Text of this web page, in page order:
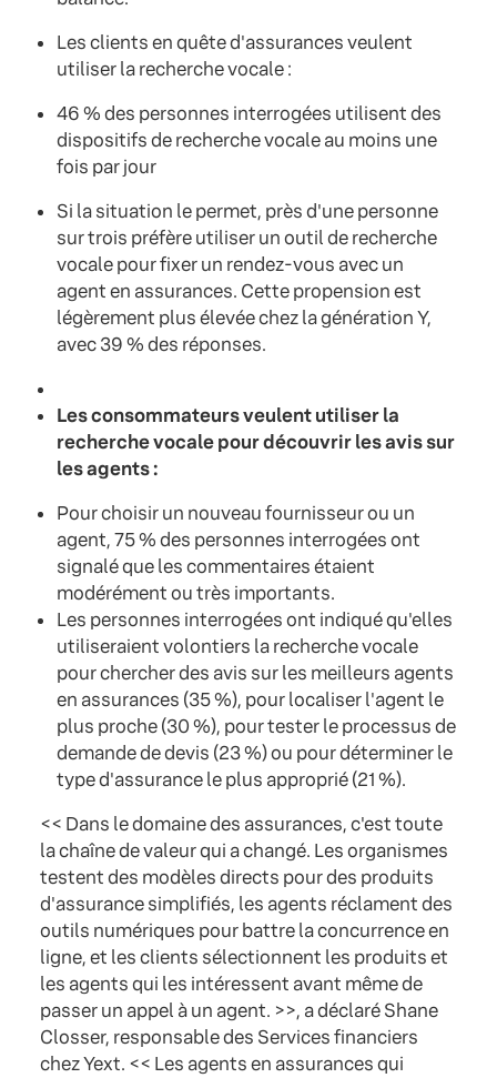
Les clients en quête d'assurances veulent
utiliser la recherche vocale :
46 % des personnes interrogées utilisent des
dispositifs de recherche vocale au moins une
fois par jour
Si la situation le permet, près d'une personne
sur trois préfère utiliser un outil de recherche
vocale pour fixer un rendez-vous avec un
agent en assurances. Cette propension est
légèrement plus élevée chez la génération Y,
avec 39 % des réponses.
Les consommateurs veulent utiliser la
recherche vocale pour découvrir les avis sur
les agents :
Pour choisir un nouveau fournisseur ou un
agent, 75 % des personnes interrogées ont
signalé que les commentaires étaient
modérément ou très importants.
Les personnes interrogées ont indiqué qu'elles
utiliseraient volontiers la recherche vocale
pour chercher des avis sur les meilleurs agents
en assurances (35 %), pour localiser l'agent le
plus proche (30 %), pour tester le processus de
demande de devis (23 %) ou pour déterminer le
type d'assurance le plus approprié (21 %).
<< Dans le domaine des assurances, c'est toute
la chaîne de valeur qui a changé. Les organismes
testent des modèles directs pour des produits
d'assurance simplifiés, les agents réclament des
outils numériques pour battre la concurrence en
ligne, et les clients sélectionnent les produits et
les agents qui les intéressent avant même de
passer un appel à un agent. >>, a déclaré Shane
Closser, responsable des Services financiers
chez Yext. << Les agents en assurances qui